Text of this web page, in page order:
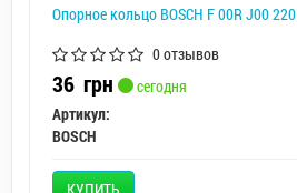
Опорное кольцо BOSCH F 00R J00 220
0 отзывов
36 грн
сегодня
Артикул:
BOSCH